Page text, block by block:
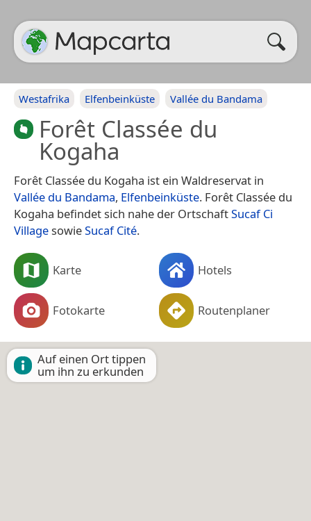
Westafrika Elfenbeinküste Vallée du Bandama
Forêt Classée du
Kogaha
Forêt Classée du Kogaha ist ein Waldreservat in
Vallée du Bandama, Elfenbeinküste. Forêt Classée du
Kogaha befindet sich nahe der OrtschaftSucaf Ci
VillagesowieSucaf Cité.
Karte Hotels
Fotokarte Routenplaner
Auf einen Ort tippen
um ihn zu erkunden